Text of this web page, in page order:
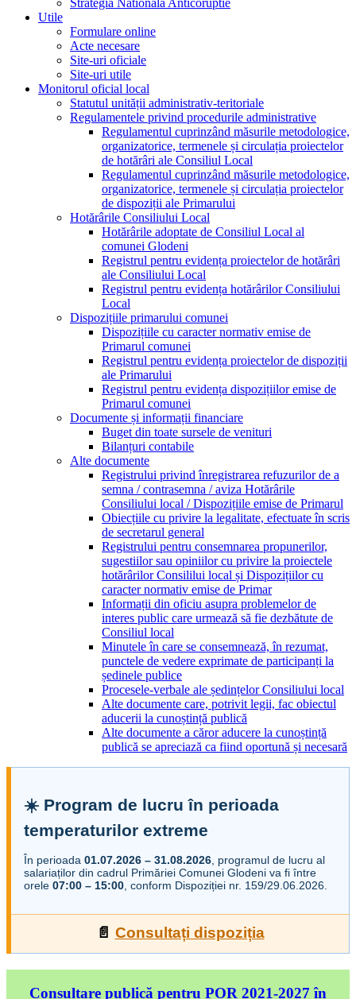
Strategia Nationala Anticoruptie
Utile
Formulare online
Acte necesare
Site-uri oficiale
Site-uri utile
Monitorul oficial local
Statutul unității administrativ-teritoriale
Regulamentele privind procedurile administrative
Regulamentul cuprinzând măsurile metodologice,
organizatorice, termenele și circulația proiectelor
de hotărâri ale Consiliul Local
Regulamentul cuprinzând măsurile metodologice,
organizatorice, termenele și circulația proiectelor
de dispoziții ale Primarului
Hotărârile Consiliului Local
Hotărârile adoptate de Consiliul Local al
comunei Glodeni
Registrul pentru evidența proiectelor de hotărâri
ale Consiliului Local
Registrul pentru evidența hotărârilor Consiliului
Local
Dispozițiile primarului comunei
Dispozițiile cu caracter normativ emise de
Primarul comunei
Registrul pentru evidența proiectelor de dispoziții
ale Primarului
Registrul pentru evidența dispozițiilor emise de
Primarul comunei
Documente și informații financiare
Buget din toate sursele de venituri
Bilanțuri contabile
Alte documente
Registrului privind înregistrarea refuzurilor de a
semna / contrasemna / aviza Hotărârile
Consiliului local / Dispozițiile emise de Primarul
Obiecțiile cu privire la legalitate, efectuate în scris
de secretarul general
Registrului pentru consemnarea propunerilor,
sugestiilor sau opiniilor cu privire la proiectele
hotărârilor Consililui local și Dispozițiilor cu
caracter normativ emise de Primar
Informații din oficiu asupra problemelor de
interes public care urmează să fie dezbătute de
Consiliul local
Minutele în care se consemnează, în rezumat,
punctele de vedere exprimate de participanți la
ședinele publice
Procesele-verbale ale ședințelor Consiliului local
Alte documente care, potrivit legii, fac obiectul
aducerii la cunoștință publică
Alte documente a căror aducere la cunoștință
publică se apreciază ca fiind oportună și necesară
☀️ Program de lucru în perioada
temperaturilor extreme
În perioada 01.07.2026 – 31.08.2026 , programul de lucru al
salariaților din cadrul Primăriei Comunei Glodeni va fi între
orele 07:00 – 15:00 , conform Dispoziției nr. 159/29.06.2026.
📄 Consultați dispoziția
Consultare publică pentru POR 2021-2027 în